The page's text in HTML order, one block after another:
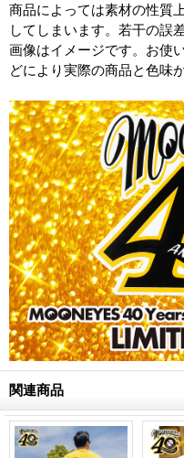
商品によっては素材の性質
してしまいます。若干の誤
画像はイメージです。お使
どにより実際の商品と色味
関連商品